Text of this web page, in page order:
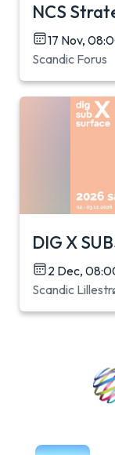
NCS
17 Nov,
Scandic Forus
DIG X
2 Dec,
Scandic